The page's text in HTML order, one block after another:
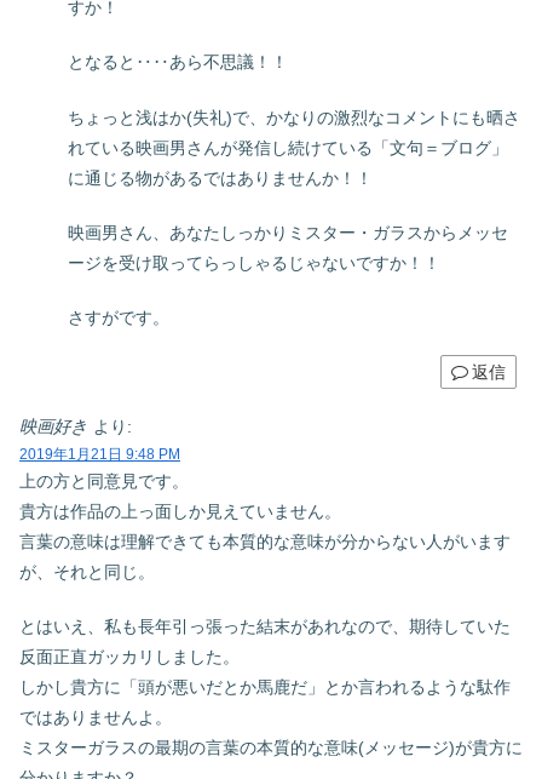
すか！
となると‥‥あら不思議！！
ちょっと浅はか(失礼)で、かなりの激烈なコメントにも晒さ
れている映画男さんが発信し続けている「文句＝ブログ」
に通じる物があるではありませんか！！
映画男さん、あなたしっかりミスター・ガラスからメッセ
ージを受け取ってらっしゃるじゃないですか！！
さすがです。
返信
映画好き より:
2019年1月21日 9:48 PM
上の方と同意見です。
貴方は作品の上っ面しか見えていません。
言葉の意味は理解できても本質的な意味が分からない人がいます
が、それと同じ。
とはいえ、私も長年引っ張った結末があれなので、期待していた
反面正直ガッカリしました。
しかし貴方に「頭が悪いだとか馬鹿だ」とか言われるような駄作
ではありませんよ。
ミスターガラスの最期の言葉の本質的な意味(メッセージ)が貴方に